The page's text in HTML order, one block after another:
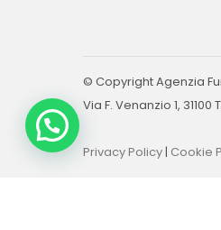
© Copyright Agenzia
Via F. Venanzio 1,
Privacy Policy| Cookie